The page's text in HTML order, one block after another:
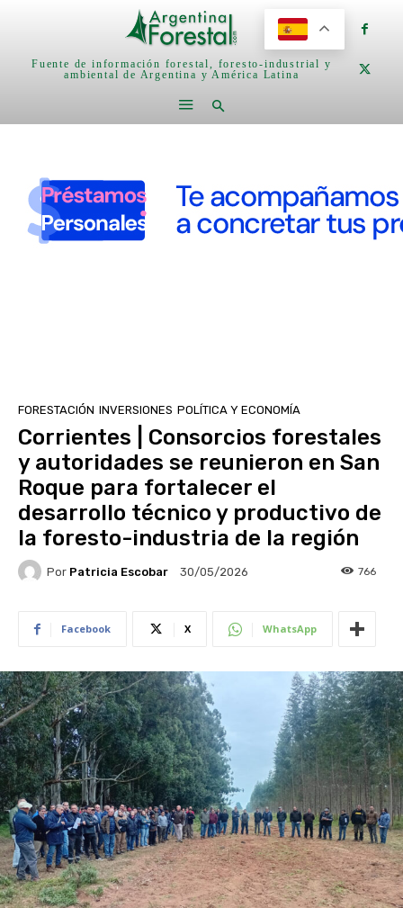
Fuente de información forestal, foresto-industrial y
ambiental de Argentina y América Latina
FORESTACIÓN INVERSIONES POLÍTICA Y ECONOMÍA
Corrientes | Consorcios forestales
y autoridades se reunieron en San
Roque para fortalecer el
desarrollo técnico y productivo de
la foresto-industria de la región
Por Patricia Escobar 30/05/2026 766
Facebook X WhatsApp